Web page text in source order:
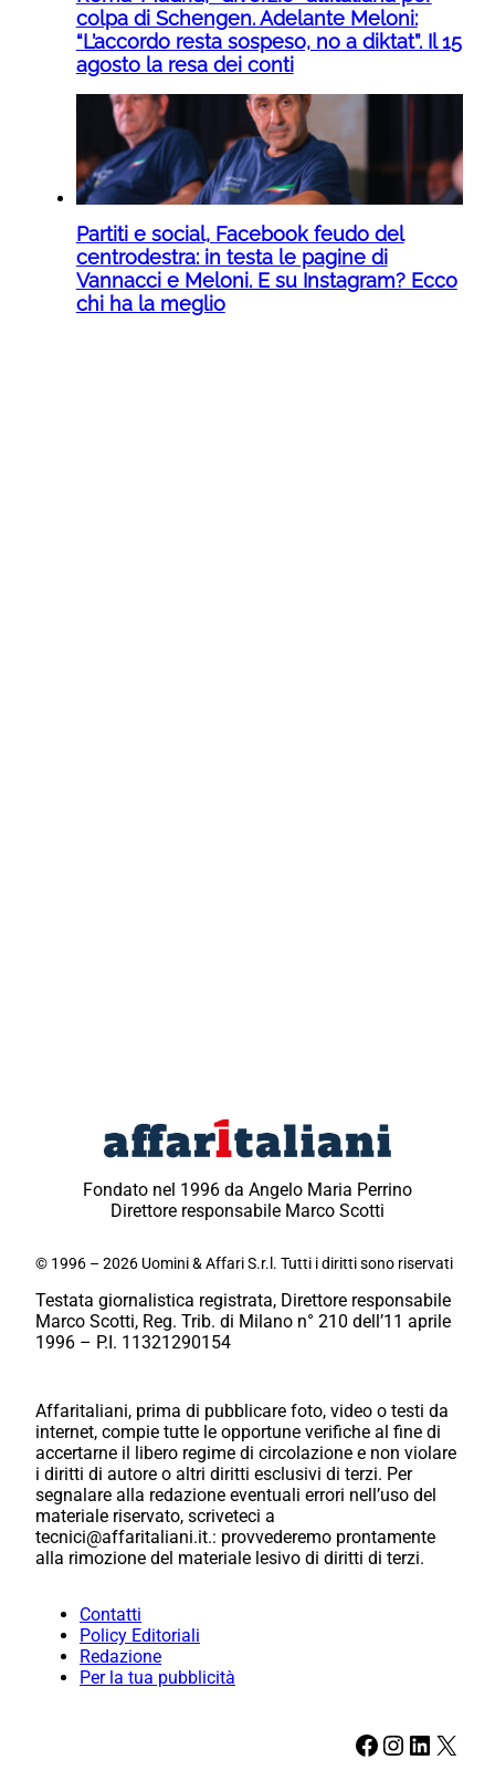
colpa di Schengen. Adelante Meloni:
“L’accordo resta sospeso, no a diktat”. Il 15
agosto la resa dei conti
Partiti e social, Facebook feudo del
centrodestra: in testa le pagine di
Vannacci e Meloni. E su Instagram? Ecco
chi ha la meglio
Fondato nel 1996 da Angelo Maria Perrino
Direttore responsabile Marco Scotti
© 1996 – 2026 Uomini & Affari S.r.l. Tutti i diritti sono riservati
Testata giornalistica registrata, Direttore responsabile
Marco Scotti, Reg. Trib. di Milano n° 210 dell’11 aprile
1996 – P.I. 11321290154
Affaritaliani, prima di pubblicare foto, video o testi da
internet, compie tutte le opportune verifiche al fine di
accertarne il libero regime di circolazione e non violare
i diritti di autore o altri diritti esclusivi di terzi. Per
segnalare alla redazione eventuali errori nell’uso del
materiale riservato, scriveteci a
tecnici@affaritaliani.it.: provvederemo prontamente
alla rimozione del materiale lesivo di diritti di terzi.
Contatti
Policy Editoriali
Redazione
Per la tua pubblicità
Facebook Instagram LinkedIn X